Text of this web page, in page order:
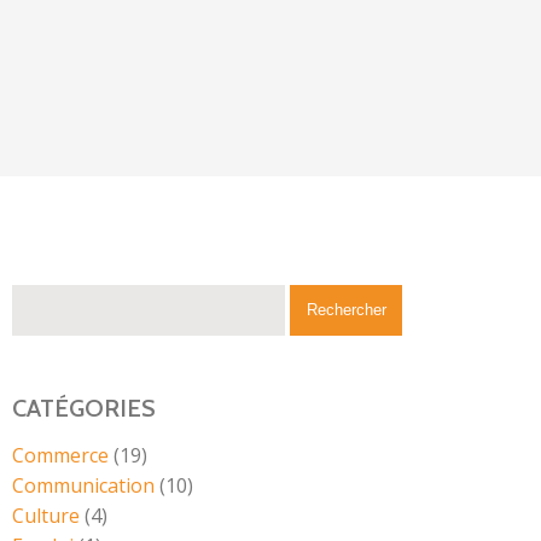
CATÉGORIES
Commerce (19)
Communication (10)
Culture (4)